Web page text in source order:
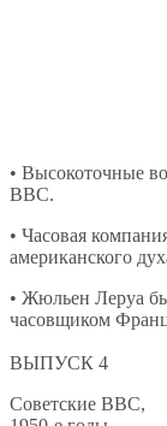
• Высокоточные
ВВС.
• Часовая
американского
• Жюльен Леруа
часовщиком
ВЫПУСК 4
Советские ВВС,